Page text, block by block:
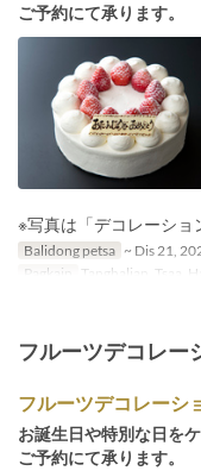
ご予約にて承ります。
※写真は「デコレーショ
Balidong petsa ~ Dis 21,
Pagkain
Tanghalian, Tsaa,
フルーツデコレー
フルーツデコレーシ
お誕生日や特別な日を
ご予約にて承ります。